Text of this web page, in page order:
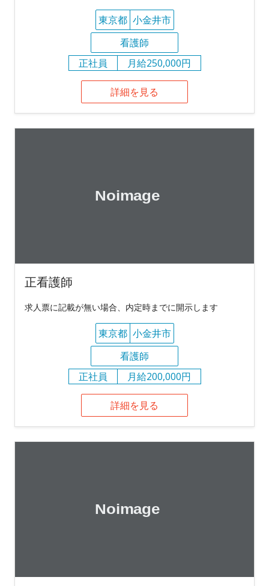
東京都 小金井市
看護師
正社員
月給250,000円
詳細を見る
正看護師
求人票に記載が無い場合、内定時までに開示します
東京都 小金井市
看護師
正社員
月給200,000円
詳細を見る